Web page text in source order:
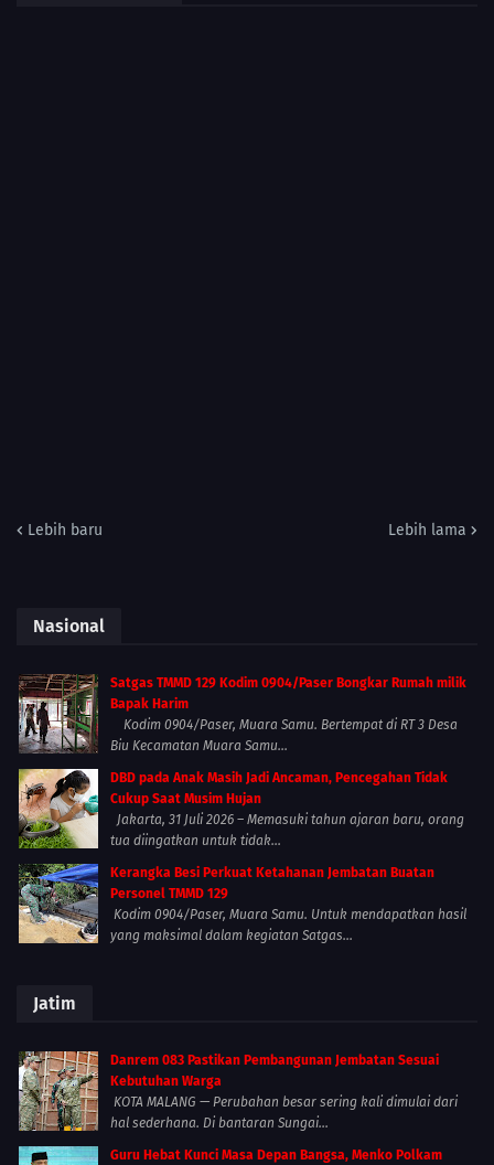
Lebih baru Lebih lama
Nasional
Satgas TMMD 129 Kodim 0904/Paser Bongkar Rumah milik
Bapak Harim
Kodim 0904/Paser, Muara Samu. Bertempat di RT 3 Desa
Biu Kecamatan Muara Samu...
DBD pada Anak Masih Jadi Ancaman, Pencegahan Tidak
Cukup Saat Musim Hujan
Jakarta, 31 Juli 2026 – Memasuki tahun ajaran baru, orang
tua diingatkan untuk tidak...
Kerangka Besi Perkuat Ketahanan Jembatan Buatan
Personel TMMD 129
Kodim 0904/Paser, Muara Samu. Untuk mendapatkan hasil
yang maksimal dalam kegiatan Satgas...
Jatim
Danrem 083 Pastikan Pembangunan Jembatan Sesuai
Kebutuhan Warga
KOTA MALANG — Perubahan besar sering kali dimulai dari
hal sederhana. Di bantaran Sungai...
Guru Hebat Kunci Masa Depan Bangsa, Menko Polkam